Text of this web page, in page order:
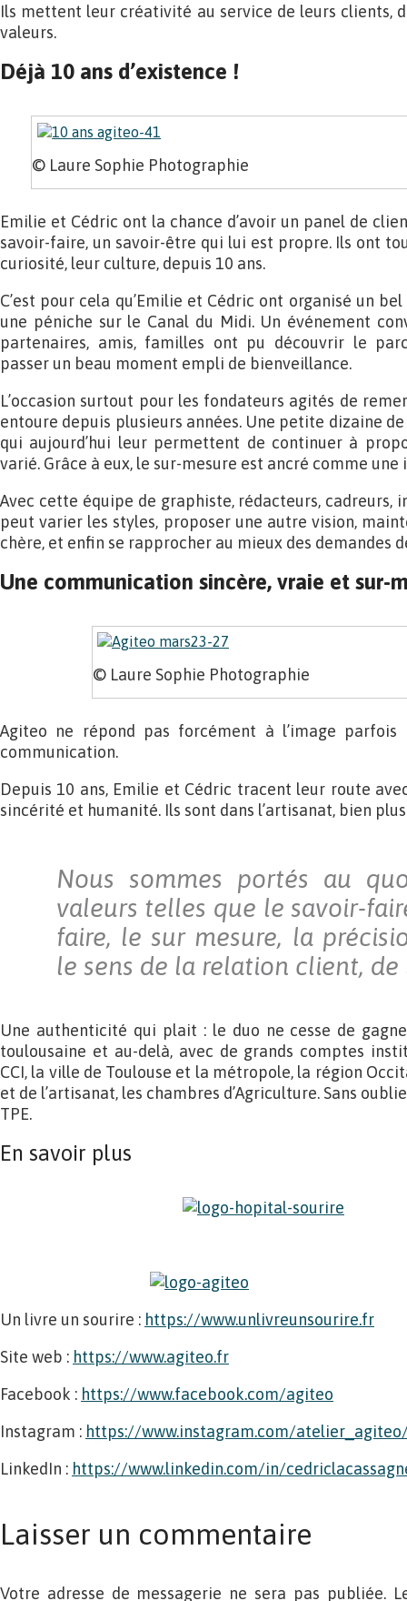
Ils mettent leur créativité au service de leurs clients,
valeurs.
Déjà 10 ans d’existence !
© Laure Sophie Photographie
Emilie et Cédric ont la chance d’avoir un panel de
savoir-faire, un savoir-être qui lui est propre. Ils ont
curiosité, leur culture, depuis 10 ans.
C’est pour cela qu’Emilie et Cédric ont organisé un
une péniche sur le Canal du Midi. Un événement
partenaires, amis, familles ont pu découvrir le
passer un beau moment empli de bienveillance.
L’occasion surtout pour les fondateurs agités de
entoure depuis plusieurs années. Une petite dizaine
qui aujourd’hui leur permettent de continuer à
varié. Grâce à eux, le sur-mesure est ancré comme
Avec cette équipe de graphiste, rédacteurs, cadreurs,
peut varier les styles, proposer une autre vision,
chère, et enfin se rapprocher au mieux des demandes
Une communication sincère, vraie et sur-
© Laure Sophie Photographie
Agiteo ne répond pas forcément à l’image parfois
communication.
Depuis 10 ans, Emilie et Cédric tracent leur route
sincérité et humanité. Ils sont dans l’artisanat, bien
Nous sommes portés au
valeurs telles que le savoir-
faire, le sur mesure, la
le sens de la relation client,
Une authenticité qui plait : le duo ne cesse de
toulousaine et au-delà, avec de grands comptes
CCI, la ville de Toulouse et la métropole, la région
et de l’artisanat, les chambres d’Agriculture. Sans
TPE.
En savoir plus
Un livre un sourire : https://www.unlivreunsourire.fr
Site web : https://www.agiteo.fr
Facebook : https://www.facebook.com/agiteo
Instagram : https://www.instagram.com/
LinkedIn : https://www.linkedin.com/in/
Laisser un commentaire
Votre adresse de messagerie ne sera pas publiée.